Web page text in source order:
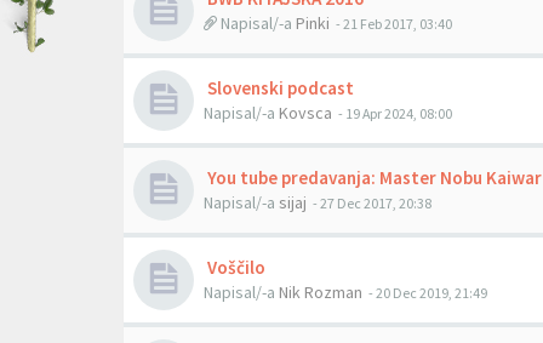
Napisal/-a Pinki - 21 Feb 2017, 03:40
Slovenski podcast
Napisal/-a Kovsca - 19 Apr 2024, 08:00
You tube predavanja: Master Nobu
Napisal/-a sijaj - 27 Dec 2017, 20:38
Voščilo
Napisal/-a Nik Rozman - 20 Dec 2019, 21:49